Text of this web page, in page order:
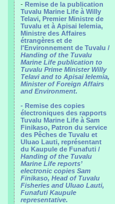
- Remise de la publication
Tuvalu Marine Life à Willy
Telavi, Premier Ministre de
Tuvalu et à Apisai Ielemia,
Ministre des Affaires
étrangères et de
l'Environnement de Tuvalu /
Handing of the Tuvalu
Marine Life publication to
Tuvalu Prime Minister Willy
Telavi and to Apisai Ielemia,
Minister of Foreign Affairs
and Environment.
- Remise des copies
électroniques des rapports
Tuvalu Marine Life à Sam
Finikaso, Patron du service
des Pêches de Tuvalu et
Uluao Lauti, représentant
du Kaupule de Funafuti /
Handing of the Tuvalu
Marine Life reports’
electronic copies Sam
Finikaso, Head of Tuvalu
Fisheries and Uluao Lauti,
Funafuti Kaupule
representative.